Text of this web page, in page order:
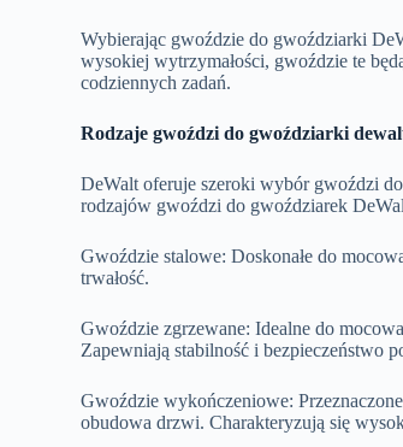
Wybierając gwoździe do gwoździarki
wysokiej wytrzymałości, gwoździe te
codziennych zadań.
Rodzaje gwoździ do gwoździarki
DeWalt oferuje szeroki wybór gwoździ
rodzajów gwoździ do gwoździarek
Gwoździe stalowe: Doskonałe do
trwałość.
Gwoździe zgrzewane: Idealne do
Zapewniają stabilność i bezpieczeństwo
Gwoździe wykończeniowe:
obudowa drzwi. Charakteryzują się